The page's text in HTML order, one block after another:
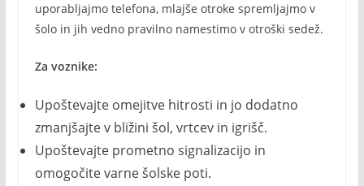
uporabljajmo telefona, mlajše otroke spremljajmo v
šolo in jih vedno pravilno namestimo v otroški sedež.
Za voznike:
Upoštevajte omejitve hitrosti in jo dodatno
zmanjšajte v bližini šol, vrtcev in igrišč.
Upoštevajte prometno signalizacijo in
omogočite varne šolske poti.